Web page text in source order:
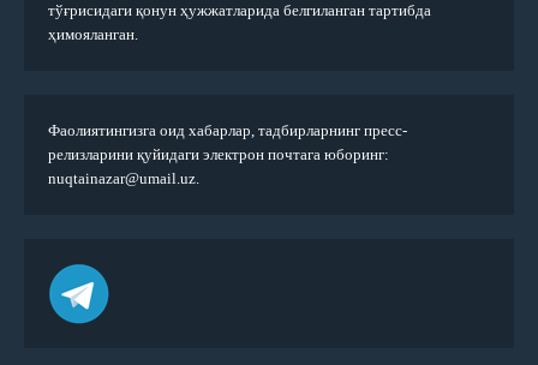
тўғрисидаги қонун ҳужжатларида белгиланган тартибда
ҳимояланган.
Фаолиятингизга оид хабарлар, тадбирларнинг пресс-
релизларини қуйидаги электрон почтага юборинг:
nuqtainazar@umail.uz.